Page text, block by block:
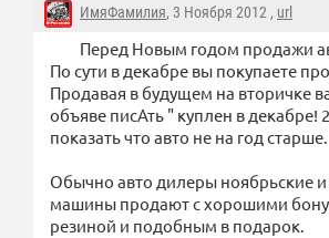
ИмяФамилия, 3 Ноября 2012 , url
Перед Новым годом продажи
По сути в декабре вы покупаете
Продавая в будущем на вторичке
объяве писАть " куплен в декабре!
показать что авто не на год старше.
Обычно авто дилеры ноябрьские и
машины продают с хорошими
резиной и подобным в подарок.